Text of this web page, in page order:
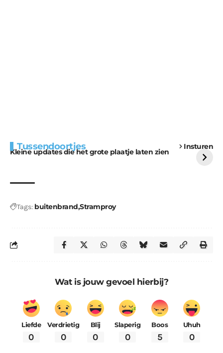
Tussendoortjes Insturen
Kleine updates die het grote plaatje laten zien
voor kabouters
uitdaging
Tags: buitenbrand Stramproy
Wat is jouw gevoel hierbij?
Liefde
0
Verdrietig
0
Blij
0
Slaperig
0
Boos
5
Uhuh
0